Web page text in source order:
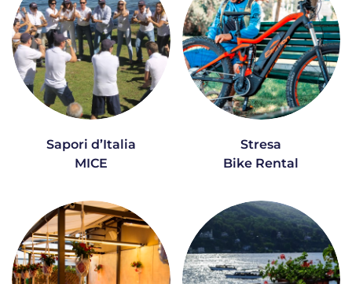
Sapori d’Italia
MICE
Stresa
Bike Rental